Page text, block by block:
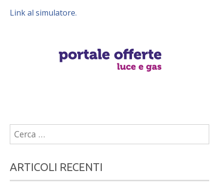
Link al simulatore.
Ricerca
per:
ARTICOLI RECENTI